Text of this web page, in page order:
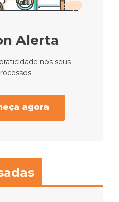
Alerta
nos seus
agora